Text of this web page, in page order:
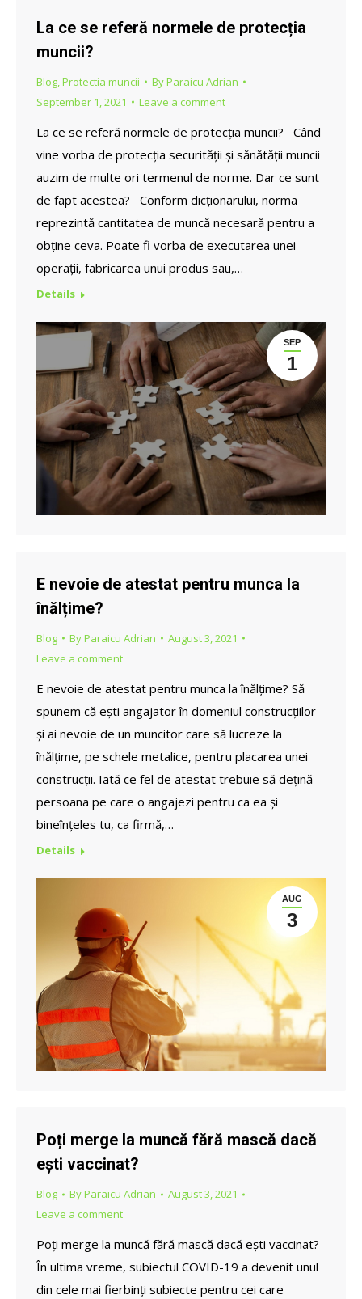
La ce se referă normele de protecția
muncii?
Blog,Protectia muncii ByParaicu Adrian
September 1, 2021
Leave a comment
La ce se referă normele de protecția muncii? Când
vine vorba de protecția securității și sănătății muncii
auzim de multe ori termenul de norme. Dar ce sunt
de fapt acestea? Conform dicționarului, norma
reprezintă cantitatea de muncă necesară pentru a
obține ceva. Poate fi vorba de executarea unei
operații, fabricarea unui produs sau,…
Details
SEP
1
E nevoie de atestat pentru munca la
înălțime?
Blog ByParaicu Adrian
August 3, 2021
Leave a comment
E nevoie de atestat pentru munca la înălțime? Să
spunem că ești angajator în domeniul construcțiilor
și ai nevoie de un muncitor care să lucreze la
înălțime, pe schele metalice, pentru placarea unei
construcții. Iată ce fel de atestat trebuie să dețină
persoana pe care o angajezi pentru ca ea și
bineînțeles tu, ca firmă,…
Details
AUG
3
Poți merge la muncă fără mască dacă
ești vaccinat?
Blog ByParaicu Adrian
August 3, 2021
Leave a comment
Poți merge la muncă fără mască dacă ești vaccinat?
În ultima vreme, subiectul COVID-19 a devenit unul
din cele mai fierbinți subiecte pentru cei care